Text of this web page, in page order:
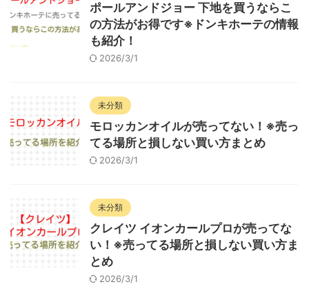
ポールアンドジョー 下地を買うならこ
の方法がお得です※ドンキホーテの情報
も紹介！
2026/3/1
未分類
モロッカンオイルが売ってない！※売っ
てる場所と損しない買い方まとめ
2026/3/1
未分類
クレイツ イオンカールプロが売ってな
い！※売ってる場所と損しない買い方ま
とめ
2026/3/1